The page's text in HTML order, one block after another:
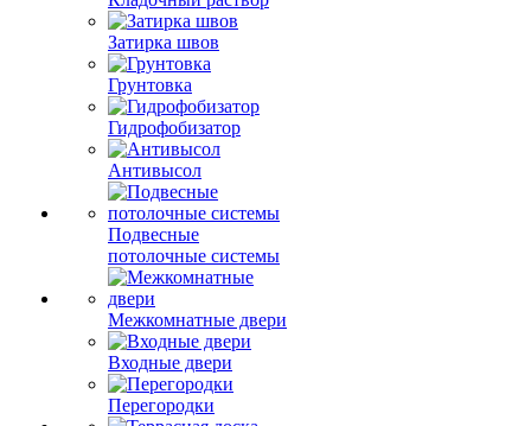
Затирка швов
Грунтовка
Гидрофобизатор
Антивысол
Подвесные
потолочные системы
Межкомнатные двери
Входные двери
Перегородки